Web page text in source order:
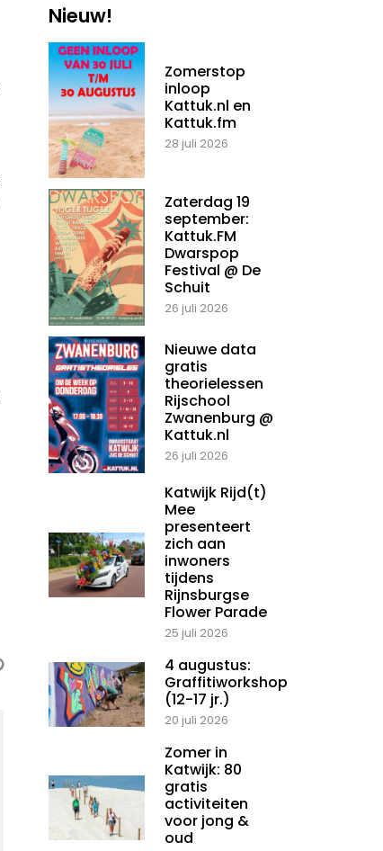
Nieuw!
Zomerstop
inloop
Kattuk.nl en
Kattuk.fm
28 juli 2026
Zaterdag 19
september:
Kattuk.FM
Dwarspop
Festival @ De
Schuit
26 juli 2026
Nieuwe data
gratis
theorielessen
Rijschool
Zwanenburg @
Kattuk.nl
26 juli 2026
Katwijk Rijd(t)
Mee
presenteert
zich aan
inwoners
tijdens
Rijnsburgse
Flower Parade
25 juli 2026
4 augustus:
Graffitiworkshop
(12-17 jr.)
20 juli 2026
Zomer in
Katwijk: 80
gratis
activiteiten
voor jong &
oud